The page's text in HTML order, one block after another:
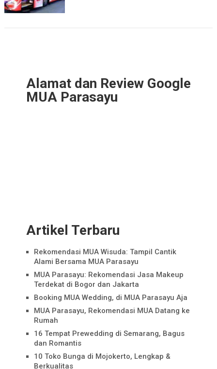
Alamat dan Review Google
MUA Parasayu
Artikel Terbaru
Rekomendasi MUA Wisuda: Tampil Cantik
Alami Bersama MUA Parasayu
MUA Parasayu: Rekomendasi Jasa Makeup
Terdekat di Bogor dan Jakarta
Booking MUA Wedding, di MUA Parasayu Aja
MUA Parasayu, Rekomendasi MUA Datang ke
Rumah
16 Tempat Prewedding di Semarang, Bagus
dan Romantis
10 Toko Bunga di Mojokerto, Lengkap &
Berkualitas